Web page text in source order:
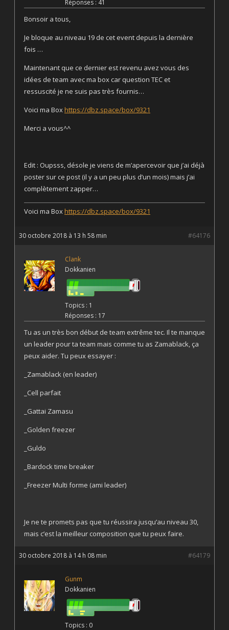
Réponses : 41
Bonsoir a tous,
Je bloque au niveau 19 de cet event depuis la dernière
fois …
Maintenant que ce dernier est revenu avez vous des
idées de team avec ma box car question TEC et
ressuscité je ne suis pas très fournis…
Voici ma Boxhttps://dbz.space/box/9321
Merci a vous^^
Edit : Oupsss, désole je viens de m’apercevoir que j’ai déjà
poster sur ce post (il y a un peu plus d’un mois) mais j’ai
complètement zapper…
Voici ma Boxhttps://dbz.space/box/9321
30 octobre 2018 à 13 h 58 min #64176
Clank
Dokkanien
Topics : 1
Réponses : 17
Tu as un très bon début de team extrême tec. Il te manque
un leader pour ta team mais comme tu as Zamablack, ça
peux aider. Tu peux essayer :
_Zamablack (en leader)
_Cell parfait
_Gattai Zamasu
_Golden freezer
_Guldo
_Bardock time breaker
_Freezer Multi forme (ami leader)
Je ne te promets pas que tu réussira jusqu’au niveau 30,
mais c’est la meilleur composition que tu peux faire.
30 octobre 2018 à 14 h 08 min #64179
Gunm
Dokkanien
Topics : 0